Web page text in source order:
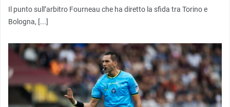
Il punto sull’arbitro Fourneau che ha diretto la sfida tra Torino e
Bologna, [...]